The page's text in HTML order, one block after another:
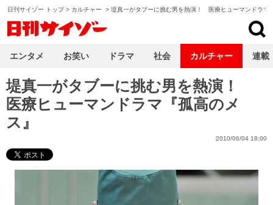
日刊サイゾー トップ> カルチャー > 堤真一がタブーに挑む男を熱演！ 医療ヒューマンドラマ
堤真一がタブーに挑む男を熱演！
医療ヒューマンドラマ『孤高のメ
ス』
2010/06/04 18:00
エンタメ お笑い ドラマ 社会 カルチャー 連載